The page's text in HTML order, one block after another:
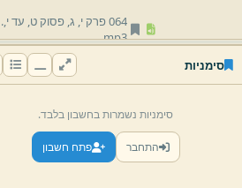
064 פרק י,
ג, פסוק ט, עד י,.
mp3
ג,המשך פסוק י,
א,.
mp3
066 פרק י,
ג, פסוק י,
.
mp3
067 פרק י,
ג,פסוק י,
סימניות
סימניות נשמרות בחשבון בלבד.
התחבר פתח חשבון